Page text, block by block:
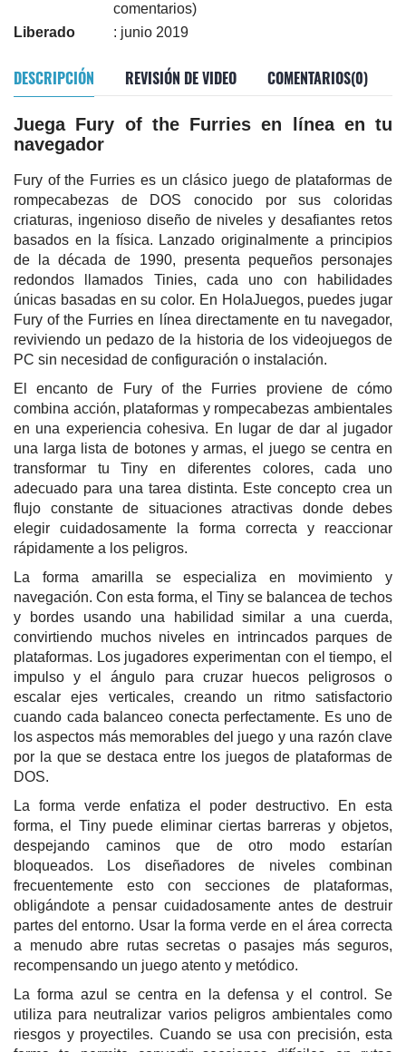
comentarios)
Liberado
: junio 2019
DESCRIPCIÓN REVISIÓN DE VIDEO COMENTARIOS(0)
Juega Fury of the Furries en línea en tu
navegador
Fury of the Furries es un clásico juego de plataformas de
rompecabezas de DOS conocido por sus coloridas
criaturas, ingenioso diseño de niveles y desafiantes retos
basados en la física. Lanzado originalmente a principios
de la década de 1990, presenta pequeños personajes
redondos llamados Tinies, cada uno con habilidades
únicas basadas en su color. En HolaJuegos, puedes jugar
Fury of the Furries en línea directamente en tu navegador,
reviviendo un pedazo de la historia de los videojuegos de
PC sin necesidad de configuración o instalación.
El encanto de Fury of the Furries proviene de cómo
combina acción, plataformas y rompecabezas ambientales
en una experiencia cohesiva. En lugar de dar al jugador
una larga lista de botones y armas, el juego se centra en
transformar tu Tiny en diferentes colores, cada uno
adecuado para una tarea distinta. Este concepto crea un
flujo constante de situaciones atractivas donde debes
elegir cuidadosamente la forma correcta y reaccionar
rápidamente a los peligros.
La forma amarilla se especializa en movimiento y
navegación. Con esta forma, el Tiny se balancea de techos
y bordes usando una habilidad similar a una cuerda,
convirtiendo muchos niveles en intrincados parques de
plataformas. Los jugadores experimentan con el tiempo, el
impulso y el ángulo para cruzar huecos peligrosos o
escalar ejes verticales, creando un ritmo satisfactorio
cuando cada balanceo conecta perfectamente. Es uno de
los aspectos más memorables del juego y una razón clave
por la que se destaca entre los juegos de plataformas de
DOS.
La forma verde enfatiza el poder destructivo. En esta
forma, el Tiny puede eliminar ciertas barreras y objetos,
despejando caminos que de otro modo estarían
bloqueados. Los diseñadores de niveles combinan
frecuentemente esto con secciones de plataformas,
obligándote a pensar cuidadosamente antes de destruir
partes del entorno. Usar la forma verde en el área correcta
a menudo abre rutas secretas o pasajes más seguros,
recompensando un juego atento y metódico.
La forma azul se centra en la defensa y el control. Se
utiliza para neutralizar varios peligros ambientales como
riesgos y proyectiles. Cuando se usa con precisión, esta